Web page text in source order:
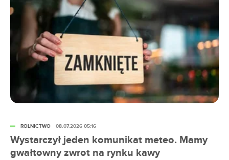
tylko sentymentalna opowieść miłośników espresso. Dla wielu
osób...
Wystarczył jeden komunikat meteo. Mamy
gwałtowny zwrot na rynku kawy
ROLNICTWO 08.07.2026 05:16